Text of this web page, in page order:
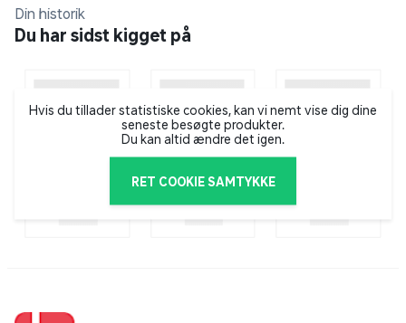
tilkrævende multimedieopgaver.
lysstyrken ved at tilpasse jævnstrøm frem for at
cirkulere bagbelysningen, kan vi helt fjerne
skærmflimmer, så skærmen er mere behagelig at se
Ultra Extended Graphics Array-bredskærm
signaldatahastighed
Din historik
Du har sidst kigget på
Hvis du tillader statistiske cookies, kan vi nemt vise dig dine
seneste besøgte produkter.
Du kan altid ændre det igen.
RET COOKIE SAMTYKKE